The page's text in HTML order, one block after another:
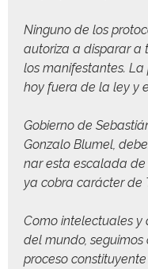
Ninguno de los
autor­iza a dis­parar a
los man­i­fes­tantes.
hoy fuera de la ley y
Gob­ier­no de
Gon­za­lo Blumel,
nar esta escal­a­da de
ya cobra carác­ter de
Como int­elec­tuales y
del mun­do,
pro­ce­so